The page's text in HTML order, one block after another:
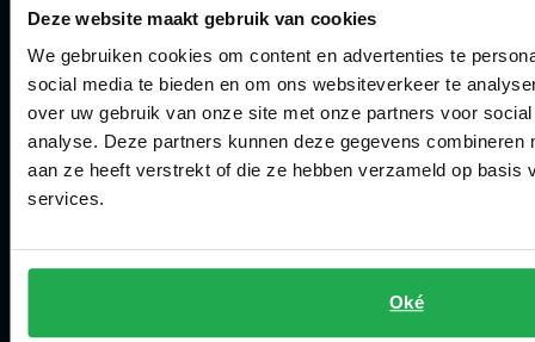
Deze website maakt gebruik van cookies
We gebruiken cookies om content en advertenties te
social media te bieden en om ons websiteverkeer te
over uw gebruik van onze site met onze partners voor
analyse. Deze partners kunnen deze gegevens combineren
aan ze heeft verstrekt of die ze hebben verzameld op basis
services.
Oké
Klachtenafhandeling
Actievoorwaarden
Artikelonderhoud
Winkel
Openingstijden